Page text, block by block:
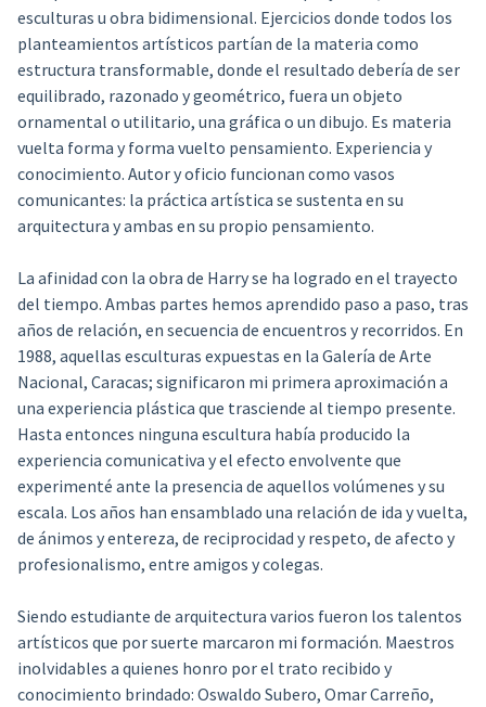
esculturas u obra bidimensional. Ejercicios donde todos los
planteamientos artísticos partían de la materia como
estructura transformable, donde el resultado debería de ser
equilibrado, razonado y geométrico, fuera un objeto
ornamental o utilitario, una gráfica o un dibujo. Es materia
vuelta forma y forma vuelto pensamiento. Experiencia y
conocimiento. Autor y oficio funcionan como vasos
comunicantes: la práctica artística se sustenta en su
arquitectura y ambas en su propio pensamiento.
La afinidad con la obra de Harry se ha logrado en el trayecto
del tiempo. Ambas partes hemos aprendido paso a paso, tras
años de relación, en secuencia de encuentros y recorridos. En
1988, aquellas esculturas expuestas en la Galería de Arte
Nacional, Caracas; significaron mi primera aproximación a
una experiencia plástica que trasciende al tiempo presente.
Hasta entonces ninguna escultura había producido la
experiencia comunicativa y el efecto envolvente que
experimenté ante la presencia de aquellos volúmenes y su
escala. Los años han ensamblado una relación de ida y vuelta,
de ánimos y entereza, de reciprocidad y respeto, de afecto y
profesionalismo, entre amigos y colegas.
Siendo estudiante de arquitectura varios fueron los talentos
artísticos que por suerte marcaron mi formación. Maestros
inolvidables a quienes honro por el trato recibido y
conocimiento brindado: Oswaldo Subero, Omar Carreño,